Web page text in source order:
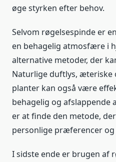
øge styrken efter behov.
Selvom røgelsespinde er
en behagelig atmosfære i
alternative metoder, der
Naturlige duftlys, æteriske
planter kan også være
behagelig og
er at finde den metode,
personlige præferencer og
I sidste ende er brugen af